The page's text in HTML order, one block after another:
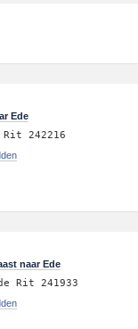
Ede
Rit 242216
naar Ede
Rit 241933